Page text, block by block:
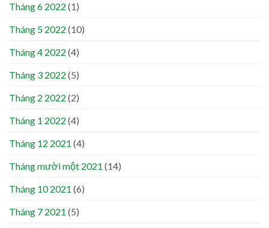
Tháng 6 2022 (1)
Tháng 5 2022 (10)
Tháng 4 2022 (4)
Tháng 3 2022 (5)
Tháng 2 2022 (2)
Tháng 1 2022 (4)
Tháng 12 2021 (4)
Tháng mười một 2021 (14)
Tháng 10 2021 (6)
Tháng 7 2021 (5)